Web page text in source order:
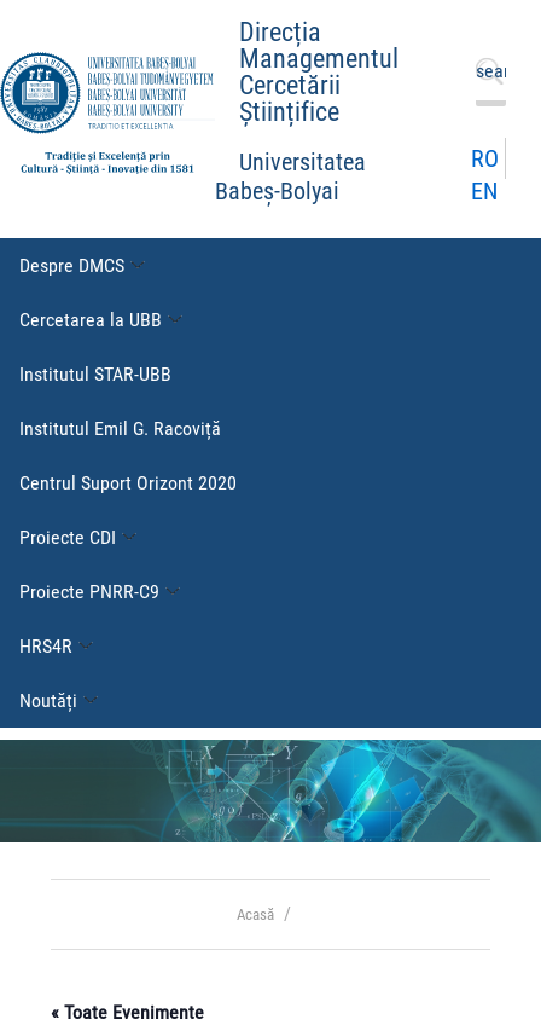
Direcția
Managementul
Cercetării
Științifice
Universitatea
Babeș-Bolyai
Caută
după:
RO
EN
Despre DMCS
Cercetarea la UBB
Institutul STAR-UBB
Institutul Emil G. Racoviță
Centrul Suport Orizont 2020
Proiecte CDI
Proiecte PNRR-C9
HRS4R
Noutăți
Acasă
« Toate Evenimente